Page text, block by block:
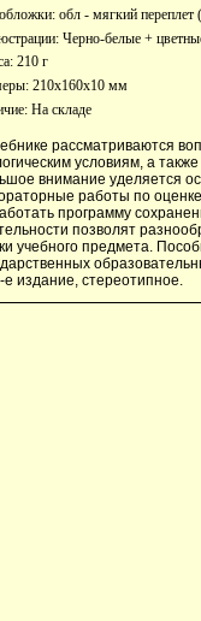
обл - мягкий переплет
Черно-белые +
210 г
210x160x10 мм
На складе
рассматриваются
условиям, а
внимание уделяется
работы по
программу
позволят
учебного предмета.
е издание, стереотипное.